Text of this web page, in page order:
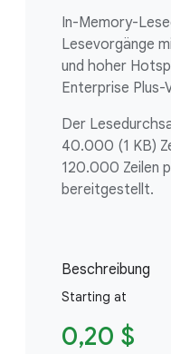
In-Memory-
Lesevorgänge
und hoher
Enterprise Plus-
Der
40.000 (1 KB)
120.000 Zeilen
bereitgestellt.
Beschreibung
Starting at
0,20 $